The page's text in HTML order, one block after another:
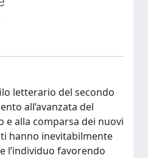
letterario del secondo
all’avanzata del
e alla comparsa dei nuovi
hanno inevitabilmente
l’individuo favorendo